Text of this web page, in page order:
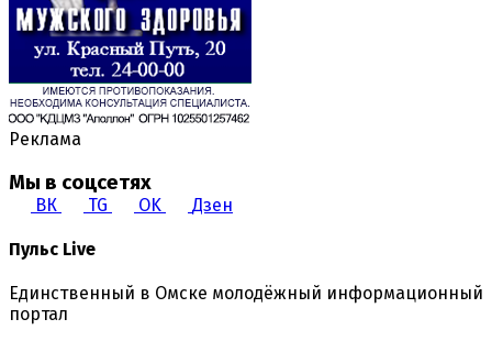
Реклама
Мы в соцсетях
ВК TG OK Дзен
Пульс Live
Единственный в Омске молодёжный информационный
портал